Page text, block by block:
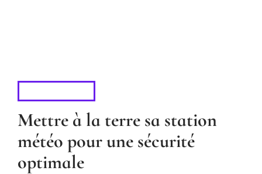
Mettre à la terre sa station
météo pour une sécurité
optimale